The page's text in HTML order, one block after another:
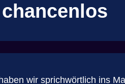
wir sprichwörtlich ins